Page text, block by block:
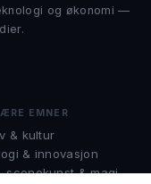
og økonomi —
EMNER
& kultur
& innovasjon
scenekunst & magi